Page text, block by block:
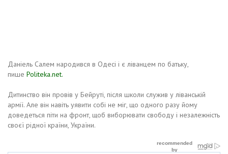
Даніель Салем народився в Одесі і є ліванцем по батьку,
пише Politeka.net.
Дитинство він провів у Бейруті, після школи служив у ліванській
армії. Але він навіть уявити собі не міг, що одного разу йому
доведеться піти на фронт, щоб виборювати свободу і незалежність
своєї рідної країни, України.